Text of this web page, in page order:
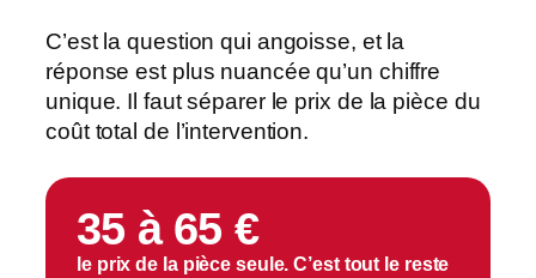
C’est la question qui angoisse, et la
réponse est plus nuancée qu’un chiffre
unique. Il faut séparer le prix de la pièce du
coût total de l’intervention.
35 à 65 €
le prix de la pièce seule. C’est tout le reste